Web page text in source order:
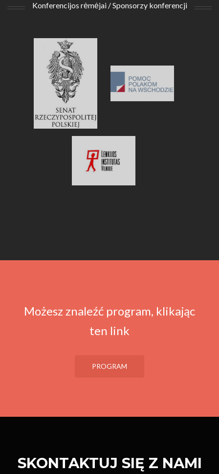
Konferencijos rėmėjai / Sponsorzy konferencji
Możesz znaleźć program, klikając
ten link
PROGRAM
SKONTAKTUJ SIĘ Z NAMI